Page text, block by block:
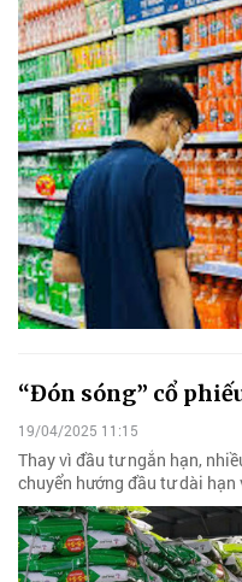
“Đón sóng” cổ
19/04/2025 11:15
Thay vì đầu tư ngắn hạn,
chuyển hướng đầu tư dài